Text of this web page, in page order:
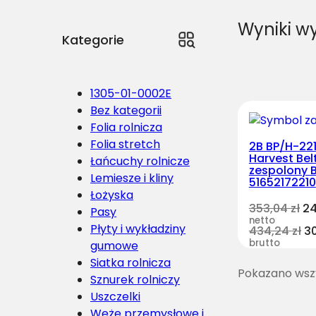
Kategorie
1305-01-0002E
Bez kategorii
Folia rolnicza
Folia stretch
Łańcuchy rolnicze
Lemiesze i kliny
Łożyska
Pasy
Płyty i wykładziny
gumowe
Siatka rolnicza
Sznurek rolniczy
Uszczelki
Wyniki
2B BP/H-
Harvest
zespolony
51652172210
353,04zł
netto
434,24zł
brutto
Pokazano